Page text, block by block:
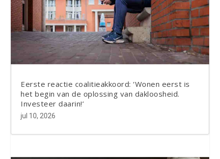
Eerste reactie coalitieakkoord: ‘Wonen eerst is
het begin van de oplossing van dakloosheid.
Investeer daarin!’
jul 10, 2026